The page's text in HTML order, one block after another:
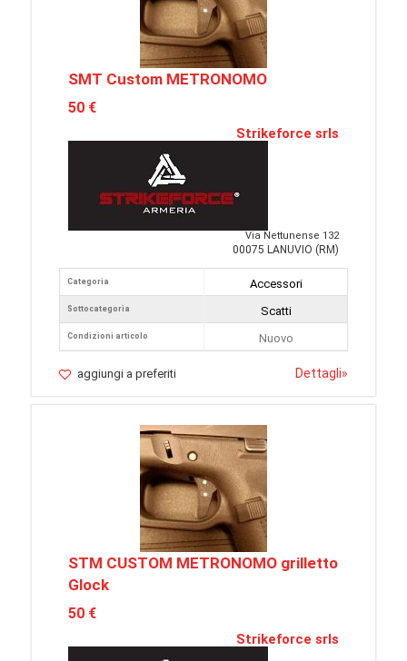
SMT Custom METRONOMO
50 €
Strikeforce srls
Via Nettunense 132
00075 LANUVIO (RM)
Categoria
Sottocategoria
Condizioni articolo
Accessori
Scatti
Nuovo
aggiungi a preferiti Dettagli»
STM CUSTOM METRONOMO grilletto
Glock
50 €
Strikeforce srls